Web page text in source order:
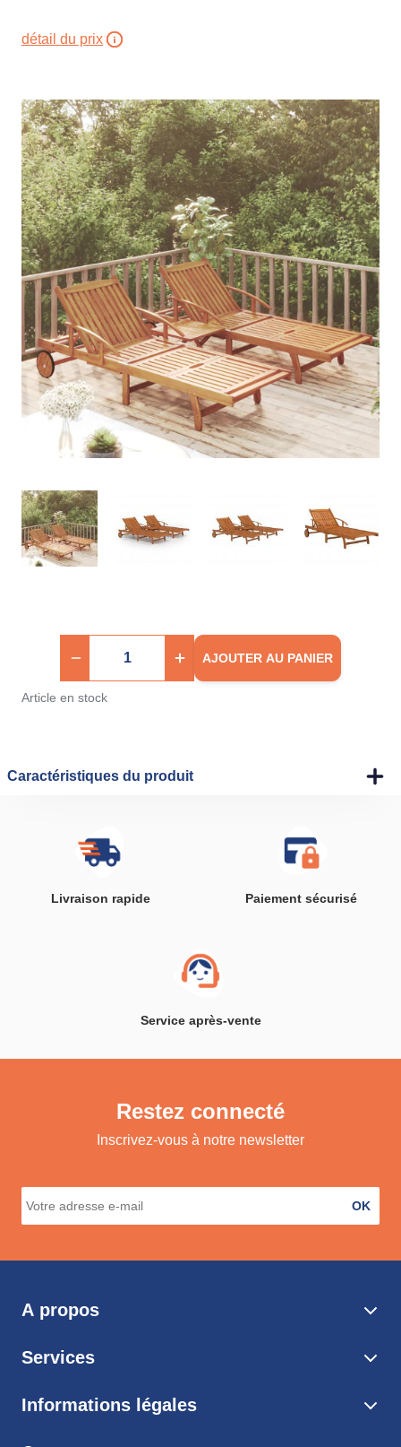
détail du prix
AJOUTER AU PANIER
Article en stock
Caractéristiques du produit
Livraison rapide Paiement sécurisé
Service après-vente
Restez connecté
Inscrivez-vous à notre newsletter
OK
A propos
Services
Informations légales